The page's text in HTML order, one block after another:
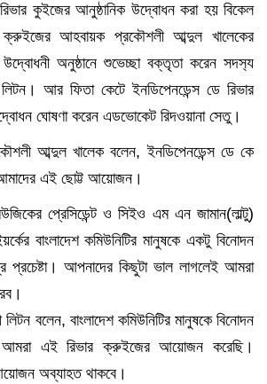
কুইজের আনুষ্ঠানিক উদ্বোধন করা হয় বিকেল
ক্রুইজের আহবায়ক প্রকৌশলী আব্দুল খালেকের
অনুষ্ঠানে শুভেচ্ছা বক্তৃতা করেন সদস‍্য
লিটন। আর ফিতা কেটে ইনডিপেনডেন্স ডে রিভার
ঘোষণা করেন এডভোকেট রিদওয়ানা সেতু।
আব্দুল খালেক বলেন, ইনডিপেনডেন্স ডে কে
এই ছোট্ট আয়োজন।
প্রেসিডেন্ট ও সিইও এম এন জামান(লাল্টু)
বাংলাদেশ কমিউনিটির মানুষকে একটু বিনোদন
প্রচেষ্টা। আপনাদের কিছুটা ভাল লাগলেই আমরা
লিটন বলেন, বাংলাদেশ কমিউনিটির মানুষকে বিনোদন
আমরা এই রিভার ক্রুইজের আয়োজন করেছি।
অব্যাহত থাকবে।